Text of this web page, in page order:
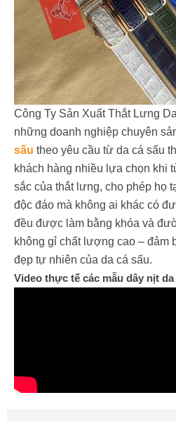
Công Ty Sản Xuất Thắt Lưng
những doanh nghiệp chuyên
sấu theo yêu cầu từ da cá sấu
khách hàng nhiều lựa chọn khi
sắc của thắt lưng, cho phép họ
độc đáo mà không ai khác có
đều được làm bằng khóa và
không gỉ chất lượng cao – đảm
đẹp tự nhiên của da cá sấu.
Video thực tế các mẫu dây nịt da